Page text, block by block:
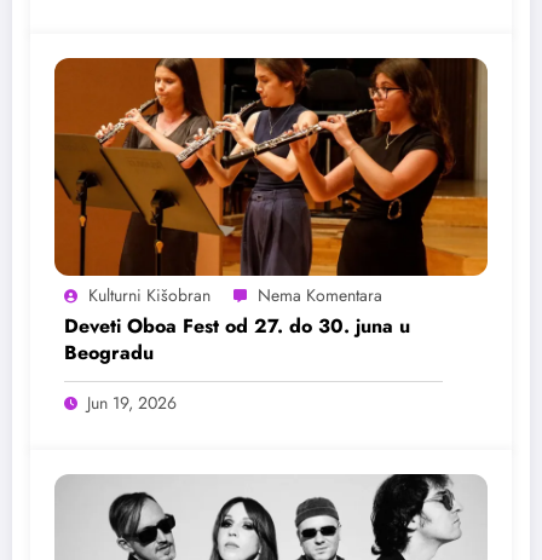
Kulturni Kišobran
Deveti Oboa Fest od 27. do 30. juna u
Beogradu
Jun 19, 2026